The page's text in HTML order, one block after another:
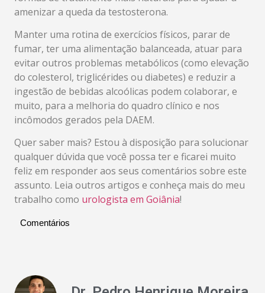
amenizar a queda da testosterona.
Manter uma rotina de exercícios físicos, parar de
fumar, ter uma alimentação balanceada, atuar para
evitar outros problemas metabólicos (como elevação
do colesterol, triglicérides ou diabetes) e reduzir a
ingestão de bebidas alcoólicas podem colaborar, e
muito, para a melhoria do quadro clínico e nos
incômodos gerados pela DAEM.
Quer saber mais? Estou à disposição para solucionar
qualquer dúvida que você possa ter e ficarei muito
feliz em responder aos seus comentários sobre este
assunto. Leia outros artigos e conheça mais do meu
trabalho como urologista em Goiânia!
Comentários